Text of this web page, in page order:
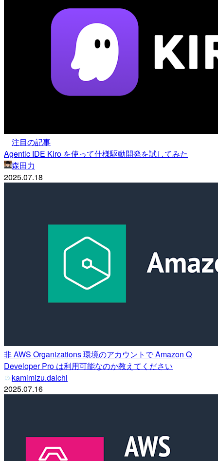
注目の記事
Agentic IDE Kiro を使って仕様駆動開発を試してみた
森田力
2025.07.18
非 AWS Organizations 環境のアカウントで Amazon Q
Developer Pro は利用可能なのか教えてください
kamimizu.daichi
2025.07.16